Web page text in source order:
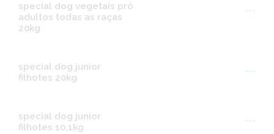
special dog vegetais pró
adultos todas as raças
20kg
---
special dog junior
filhotes 20kg
---
special dog junior
filhotes 10,1kg
---